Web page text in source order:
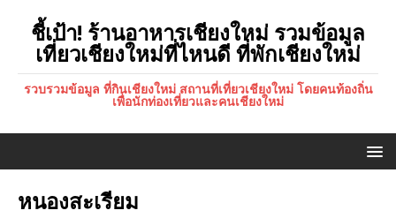
ชี้เป้า! ร้านอาหารเชียงใหม่ รวมข้อมูล
เที่ยวเชียงใหม่ที่ไหนดี ที่พักเชียงใหม่
รวบรวมข้อมูล ที่กินเชียงใหม่ สถานที่เที่ยวเชียงใหม่ โดยคนท้องถิ่น
เพื่อนักท่องเที่ยวและคนเชียงใหม่
หนองสะเรียม